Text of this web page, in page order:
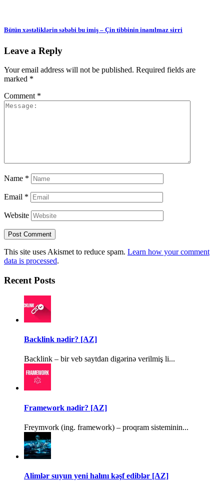
Bütün xəstəliklərin səbəbi bu imiş – Çin tibbinin inanılmaz sirri
Leave a Reply
Your email address will not be published. Required fields are
marked *
Comment *
Name *
Email *
Website
This site uses Akismet to reduce spam. Learn how your comment
data is processed.
Recent Posts
Backlink nədir? [AZ]
Backlink – bir veb saytdan digərinə verilmiş li...
Framework nədir? [AZ]
Freymvork (ing. framework) – proqram sisteminin...
Alimlər suyun yeni halını kəşf ediblər [AZ]